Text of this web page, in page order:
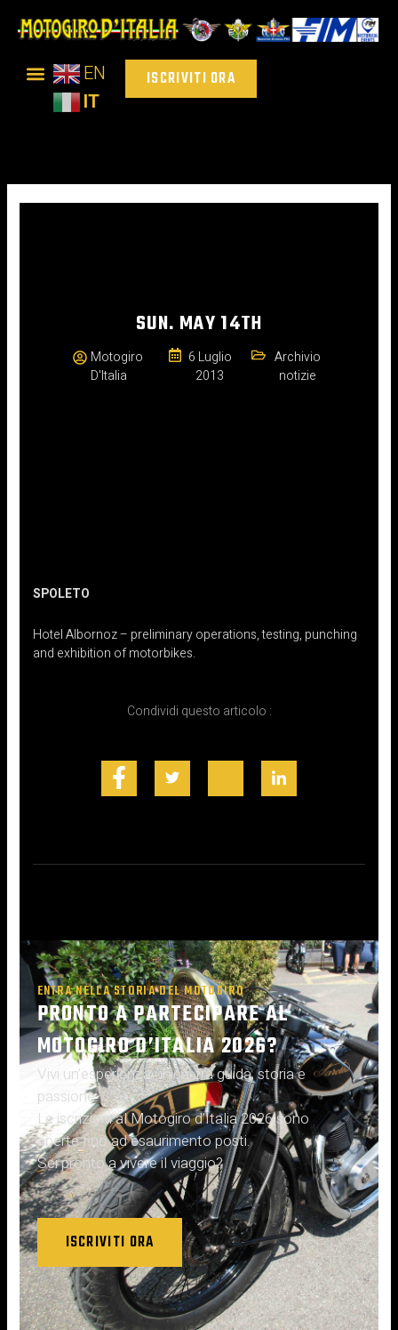
contenuto
EN
IT
ISCRIVITI ORA
SUN. MAY 14TH
Motogiro
D'Italia
6 Luglio
2013
Archivio
notizie
SPOLETO
Hotel Albornoz – preliminary operations, testing, punching
and exhibition of motorbikes.
Condividi questo articolo :
ENTRA NELLA STORIA DEL MOTOGIRO
PRONTO A PARTECIPARE AL
MOTOGIRO D’ITALIA 2026?
Vivi un’esperienza unica, tra guida, storia e
passione.
Le iscrizioni al Motogiro d’Italia 2026 sono
aperte fino ad esaurimento posti.
Sei pronto a vivere il viaggio?
ISCRIVITI ORA